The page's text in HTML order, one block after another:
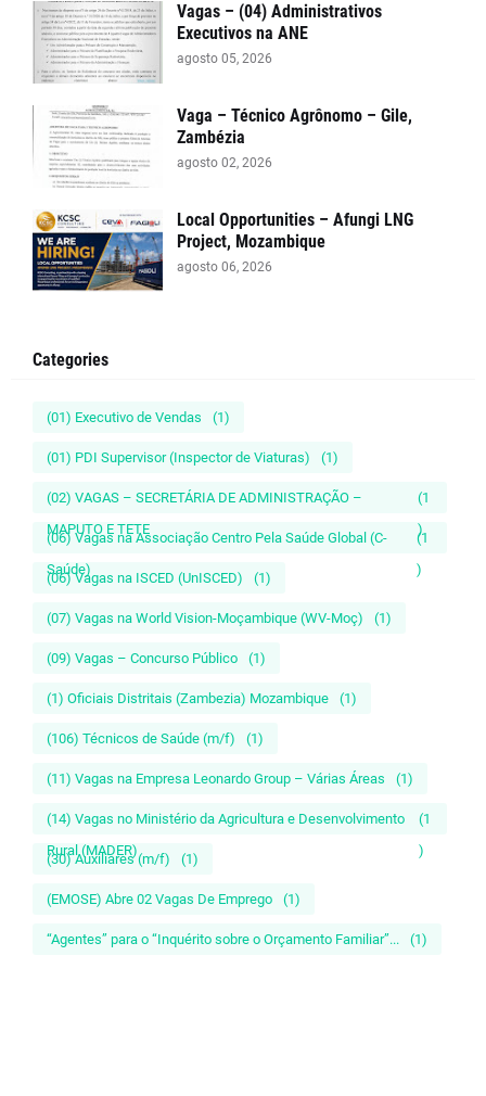
Vagas – (04) Administrativos
Executivos na ANE
agosto 05, 2026
Vaga – Técnico Agrônomo – Gile,
Zambézia
agosto 02, 2026
Local Opportunities – Afungi LNG
Project, Mozambique
agosto 06, 2026
Categories
(01) Executivo de Vendas (1)
(01) PDI Supervisor (Inspector de Viaturas) (1)
(02) VAGAS – SECRETÁRIA DE ADMINISTRAÇÃO –
MAPUTO E TETE
(1
)
(06) Vagas na Associação Centro Pela Saúde Global (C-
Saúde)
(1
)
(06) Vagas na ISCED (UnISCED) (1)
(07) Vagas na World Vision-Moçambique (WV-Moç) (1)
(09) Vagas – Concurso Público (1)
(1) Oficiais Distritais (Zambezia) Mozambique (1)
(106) Técnicos de Saúde (m/f) (1)
(11) Vagas na Empresa Leonardo Group – Várias Áreas (1)
(14) Vagas no Ministério da Agricultura e Desenvolvimento
Rural (MADER)
(1
)
(30) Auxiliares (m/f) (1)
(EMOSE) Abre 02 Vagas De Emprego (1)
“Agentes” para o “Inquérito sobre o Orçamento Familiar”... (1)